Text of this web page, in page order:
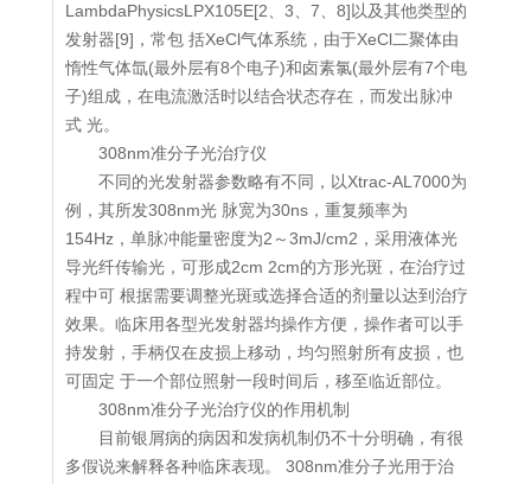
LambdaPhysicsLPX105E[2、3、7、8]以及其他类型的
发射器[9]，常包 括XeCl气体系统，由于XeCl二聚体由
惰性气体氙(最外层有8个电子)和卤素氯(最外层有7个电
子)组成，在电流激活时以结合状态存在，而发出脉冲
式 光。
308nm准分子光治疗仪
不同的光发射器参数略有不同，以Xtrac-AL7000为
例，其所发308nm光 脉宽为30ns，重复频率为
154Hz，单脉冲能量密度为2～3mJ/cm2，采用液体光
导光纤传输光，可形成2cm 2cm的方形光斑，在治疗过
程中可 根据需要调整光斑或选择合适的剂量以达到治疗
效果。临床用各型光发射器均操作方便，操作者可以手
持发射，手柄仅在皮损上移动，均匀照射所有皮损，也
可固定 于一个部位照射一段时间后，移至临近部位。
308nm准分子光治疗仪的作用机制
目前银屑病的病因和发病机制仍不十分明确，有很
多假说来解释各种临床表现。 308nm准分子光用于治